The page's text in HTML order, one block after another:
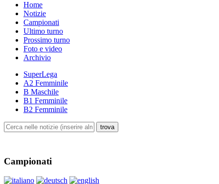
Home
Notizie
Campionati
Ultimo turno
Prossimo turno
Foto e video
Archivio
SuperLega
A2 Femminile
B Maschile
B1 Femminile
B2 Femminile
Campionati